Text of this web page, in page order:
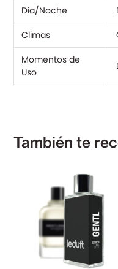
Día/Noche
Climas
Momentos de
Uso
También te